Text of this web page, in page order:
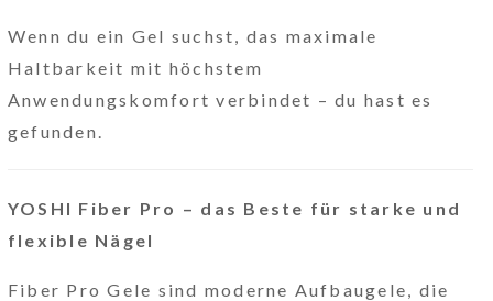
Wenn du ein Gel suchst, das maximale
Haltbarkeit mit höchstem
Anwendungskomfort verbindet – du hast es
gefunden.
YOSHI Fiber Pro – das Beste für starke und
flexible Nägel
Fiber Pro Gele sind moderne Aufbaugele, die